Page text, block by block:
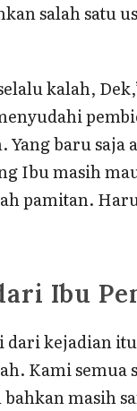
salah satu
kalah,
Yang baru saja
Ibu masih
pamitan.
Ibu
dari kejadian
Kami semua
masih